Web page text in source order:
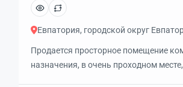
эт., код: 345792
Евпатория, городской округ
Продается просторное помещение
назначения, в очень проходном